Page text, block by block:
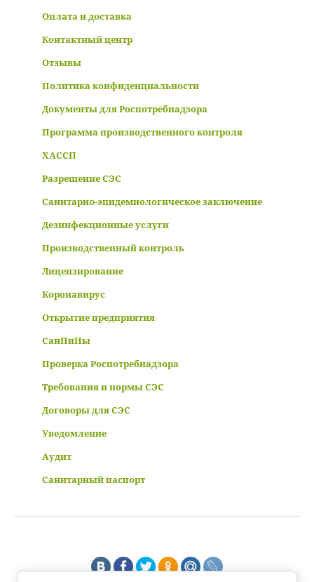
Оплата и доставка
Контактный центр
Отзывы
Политика конфиденциальности
Документы для Роспотребнадзора
Программа производственного контроля
ХАССП
Разрешение СЭС
Санитарно-эпидемиологическое заключение
Дезинфекционные услуги
Производственный контроль
Лицензирование
Коронавирус
Открытие предприятия
СанПиНы
Проверка Роспотребнадзора
Требования и нормы СЭС
Договоры для СЭС
Уведомление
Аудит
Санитарный паспорт